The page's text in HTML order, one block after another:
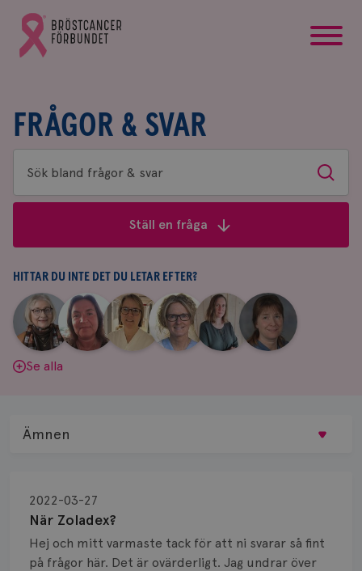
Gå
till
Bröstcancerförbundets
FRÅGOR & SVAR
Sök
bland
&
svar
Sök
Ställ en fråga
HITTAR DU INTE DET DU LETAR EFTER?
Aina
Johnsson
|
Anne
Andersson
Fredrika
Killander
|
Jeanette
Bäcklund
|
Maria
Edegran
|
Yvette
Andersson
Se alla
När Zoladex?
2022-03-27
Hej och mitt varmaste tack för att ni svarar så fint
på frågor här. Det är ovärderligt. Jag undrar över
Ämnen
Biopsi
Biverkningar